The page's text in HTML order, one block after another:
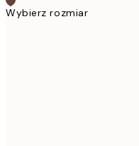
Wybierz rozmiar